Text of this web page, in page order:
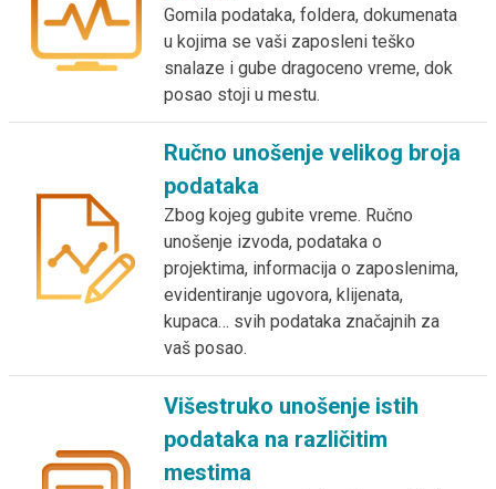
Gomila podataka, foldera, dokumenata
u kojima se vaši zaposleni teško
snalaze i gube dragoceno vreme, dok
posao stoji u mestu.
Ručno unošenje velikog broja
podataka
Zbog kojeg gubite vreme. Ručno
unošenje izvoda, podataka o
projektima, informacija o zaposlenima,
evidentiranje ugovora, klijenata,
kupaca… svih podataka značajnih za
vaš posao.
Višestruko unošenje istih
podataka na različitim
mestima